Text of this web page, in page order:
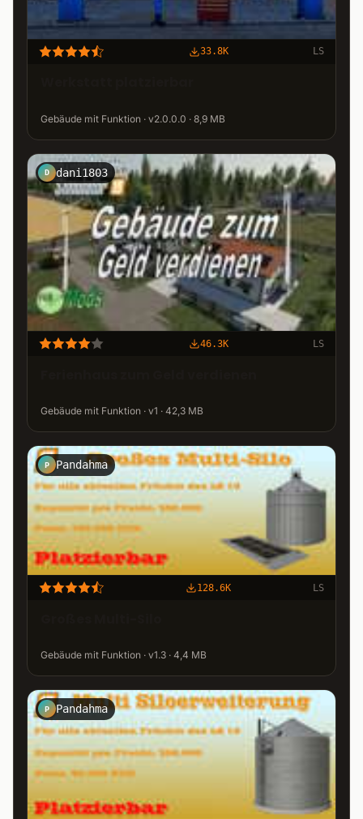
33.8K LS
Gebäude mit Funktion · v2.0.0.0 · 8,9 MB
D dani1803
46.3K LS
Gebäude mit Funktion · v1 · 42,3 MB
P Pandahma
128.6K LS
Gebäude mit Funktion · v1.3 · 4,4 MB
P Pandahma